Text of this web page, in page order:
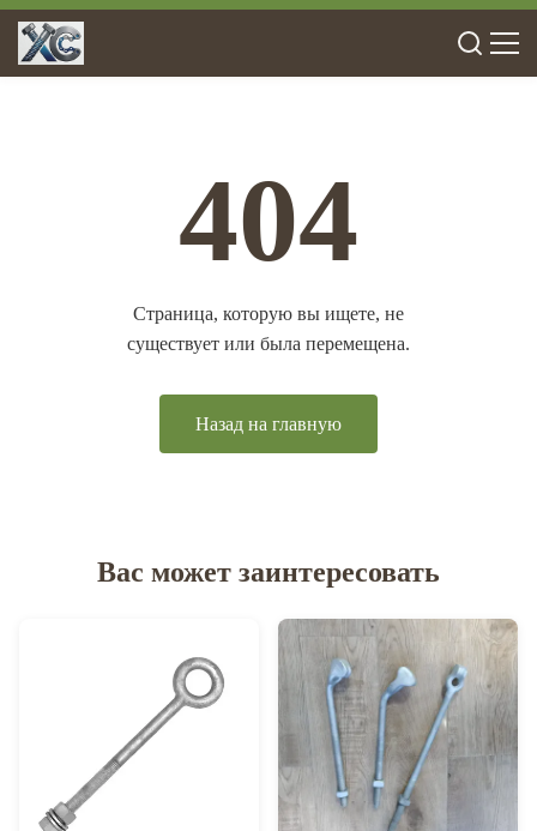
404
Страница, которую вы ищете, не
существует или была перемещена.
Назад на главную
Вас может заинтересовать